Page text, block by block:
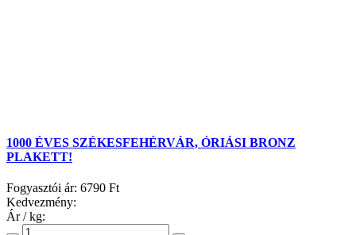
1000 ÉVES SZÉKESFEHÉRVÁR, ÓRIÁSI BRONZ
PLAKETT!
Fogyasztói ár: 6790 Ft
Kedvezmény:
Ár / kg: